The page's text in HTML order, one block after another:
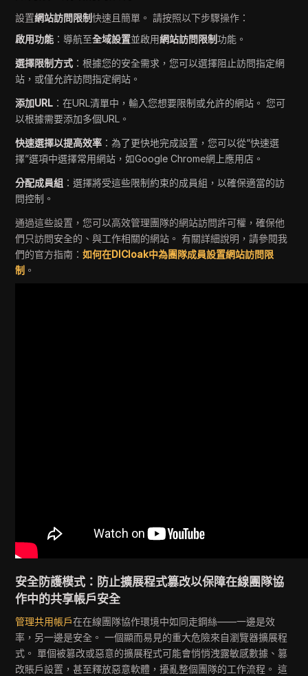
設置網站訪問限制快速且簡單。 請按照以下步驟操作：
啟用功能 ：導航至全域設置並啟用網站訪問限制功能。
選擇限制方式 ：根據您的安全需求，您可以選擇阻止訪問指定網
站，或僅允許訪問指定網站。
添加URL ：在URL清單中，輸入您想要限制或允許的網站。 您可
以根據需要添加多個URL。
快速選擇以提高效率 ：為了更快地完成設置，您可以從“快速選
擇”選項中選擇常用網站，如Google Chrome網上應用店。
分配成員組 ：選擇將受這些限制約束的成員組，以確保適當的訪
問控制。
通過這些設置，您可以高效管理團隊的網站訪問許可權，確保他
們只訪問安全的、與工作相關的網站。 有關詳細說明，請參閱我
們的官方指南：如何在DICloak中為團隊成員設置網站訪問限
制 。
安全防護模式：防止擴展程式篡改以保障在線團隊協
作中的共享帳戶安全
管理共用帳戶在在線團隊協作環境中如同走鋼絲——一邊是效
率，另一邊是安全。 一個顯而易見的重大危險來自瀏覽器擴展程
式。 單個被篡改或惡意的擴展程式可能會悄悄洩露敏感數據、篡
改賬戶設置，甚至釋放惡意軟體，擾亂整個團隊的工作流程。 這